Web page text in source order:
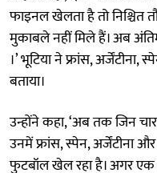
फाइनल खेलता है तो निश्चित
मुकाबले नहीं मिले हैं। अब
।’ भूटिया ने फ्रांस,
बताया।
उन्होंने कहा, ‘अब तक जिन
उनमें फ्रांस, स्पेन, अर्जेंटीना
फुटबॉल खेल रहा है। अगर एक